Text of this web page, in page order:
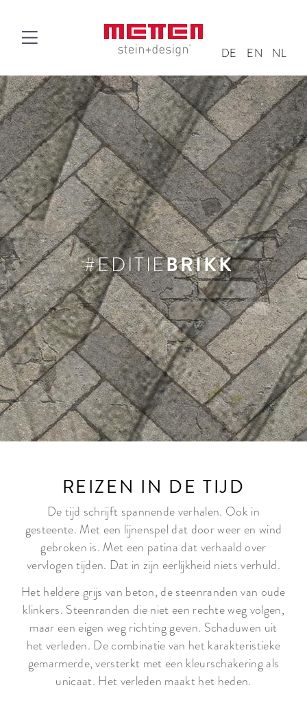
DE EN NL
#EDITIEBRIKK
REIZEN IN DE TIJD
De tijd schrijft spannende verhalen. Ook in
gesteente. Met een lijnenspel dat door weer en wind
gebroken is. Met een patina dat verhaald over
vervlogen tijden. Dat in zijn eerlijkheid niets verhuld.
Het heldere grijs van beton, de steenranden van oude
klinkers. Steenranden die niet een rechte weg volgen,
maar een eigen weg richting geven. Schaduwen uit
het verleden. De combinatie van het karakteristieke
gemarmerde, versterkt met een kleurschakering als
unicaat. Het verleden maakt het heden.